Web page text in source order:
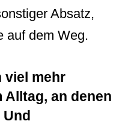
Absatz,
auf dem Weg.
viel mehr
Alltag, an denen